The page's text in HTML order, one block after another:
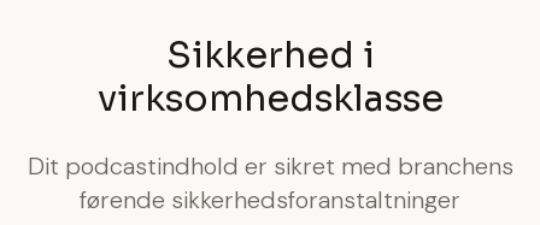
Sikkerhed i
virksomhedsklasse
Dit podcastindhold er sikret med branchens
førende sikkerhedsforanstaltninger